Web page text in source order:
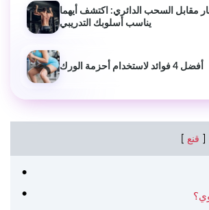
مقابل السحب الدائري: اكتشف أيهما
يناسب أسلوبك التدريبي
أفضل 4 فوائد لاستخدام أحزمة الورك
قنع